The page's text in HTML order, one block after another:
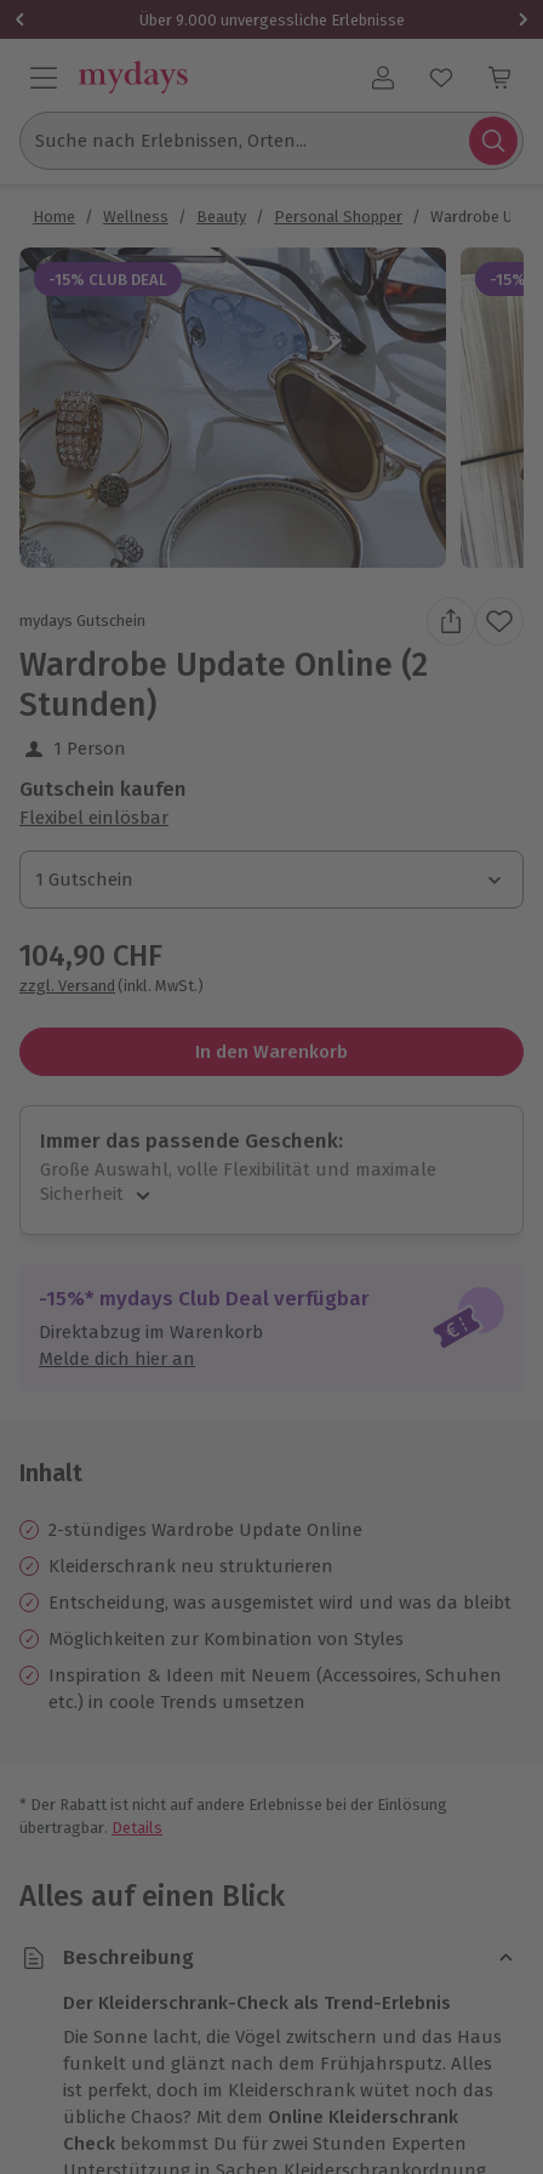
Über 9.000 unvergessliche Erlebnisse
Benutzerkonto
Suche nach Erlebnissen, Orten...
Home / Wellness / Beauty / Personal Shopper / Wardrobe
-15% CLUB DEAL -15%
mydays Gutschein
Wardrobe Update Online (2
Stunden)
1 Person
Gutschein kaufen
Flexibel einlösbar
1 Gutschein
1 Gutschein
1 Gutschein
104,90 CHF
zzgl. Versand (inkl. MwSt.)
In den Warenkorb
Immer das passende Geschenk:
Große Auswahl, volle Flexibilität und maximale
Sicherheit
Jeder Gutschein für alle Erlebnisse einlösbar.
Maximale Sicherheit
10 Jahre gültig & verlängerbar.
-15%* mydays Club Deal verfügbar
Direktabzug im Warenkorb
Melde dich hier an
Inhalt
2-stündiges Wardrobe Update Online
Kleiderschrank neu strukturieren
Entscheidung, was ausgemistet wird und was da bleibt
Möglichkeiten zur Kombination von Styles
Inspiration & Ideen mit Neuem (Accessoires, Schuhen
etc.) in coole Trends umsetzen
* Der Rabatt ist nicht auf andere Erlebnisse bei der Einlösung
übertragbar. Details
Alles auf einen Blick
Beschreibung
Der Kleiderschrank-Check als Trend-Erlebnis
Die Sonne lacht, die Vögel zwitschern und das Haus
funkelt und glänzt nach dem Frühjahrsputz. Alles
ist perfekt, doch im Kleiderschrank wütet noch das
übliche Chaos? Mit dem Online Kleiderschrank
Check bekommst Du für zwei Stunden Experten